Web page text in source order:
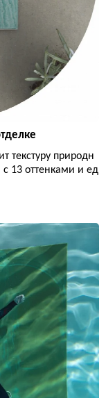
текстуру природн
13 оттенками и ед